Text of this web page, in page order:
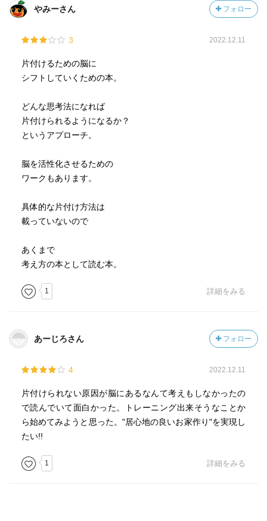
やみーさん フォロー
3 2022.12.11
片付けるための脳に
シフトしていくための本。
どんな思考法になれば
片付けられるようになるか？
というアプローチ。
脳を活性化させるための
ワークもあります。
具体的な片付け方法は
載っていないので
あくまで
考え方の本として読む本。
1 詳細をみる
あーじろさん フォロー
4 2022.12.11
片付けられない原因が脳にあるなんて考えもしなかったの
で読んでいて面白かった。トレーニング出来そうなことか
ら始めてみようと思った。"居心地の良いお家作り"を実現し
たい!!
1 詳細をみる